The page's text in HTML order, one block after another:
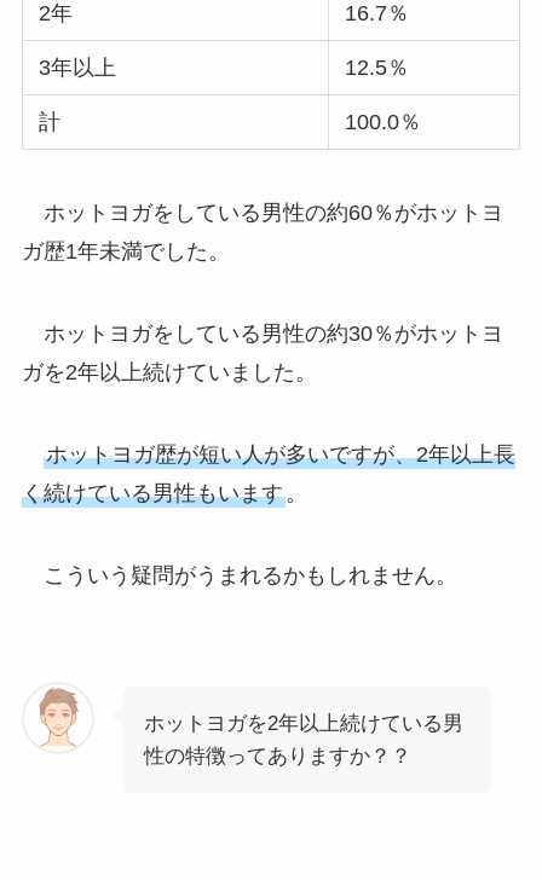
2年 16.7％
3年以上 12.5％
計 100.0％
ホットヨガをしている男性の約60％がホットヨ
ガ歴1年未満でした。
ホットヨガをしている男性の約30％がホットヨ
ガを2年以上続けていました。
ホットヨガ歴が短い人が多いですが、2年以上長
く続けている男性もいます。
こういう疑問がうまれるかもしれません。
ホットヨガを2年以上続けている男
性の特徴ってありますか？？